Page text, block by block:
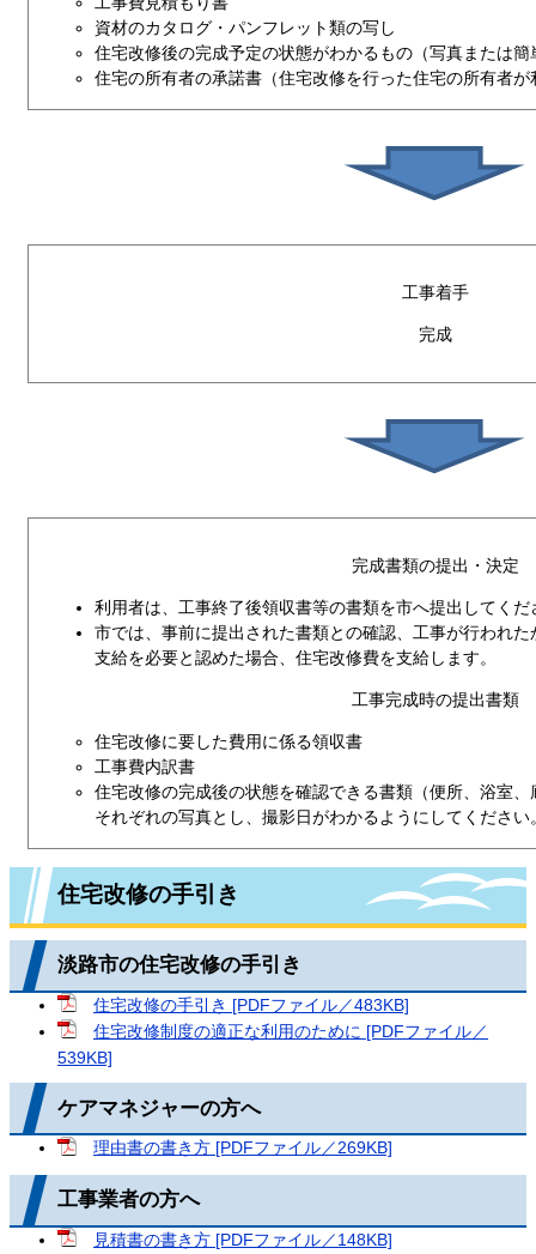
資材のカタログ・パンフレット類の写し
住宅改修後の完成予定の状態がわかるもの（写真または
住宅の所有者の承諾書（住宅改修を行った住宅の所有者
工事着手
完成
完成書類の提出・決定
利用者は、工事終了後領収書等の書類を市へ提出してくだ
市では、事前に提出された書類との確認、工事が行われ
支給を必要と認めた場合、住宅改修費を支給します。
工事完成時の提出書類
住宅改修に要した費用に係る領収書
工事費内訳書
住宅改修の完成後の状態を確認できる書類（便所、浴室
それぞれの写真とし、撮影日がわかるようにしてください
住宅改修の手引き
淡路市の住宅改修の手引き
住宅改修の手引き [PDFファイル／483KB]
住宅改修制度の適正な利用のために [PDFファイル／
539KB]
ケアマネジャーの方へ
理由書の書き方 [PDFファイル／269KB]
工事業者の方へ
見積書の書き方 [PDFファイル／148KB]